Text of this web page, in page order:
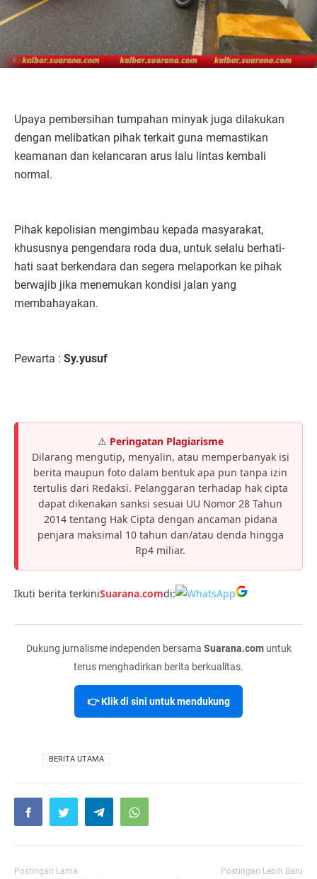
Upaya pembersihan tumpahan minyak juga dilakukan
dengan melibatkan pihak terkait guna memastikan
keamanan dan kelancaran arus lalu lintas kembali
normal.
Pihak kepolisian mengimbau kepada masyarakat,
khususnya pengendara roda dua, untuk selalu berhati-
hati saat berkendara dan segera melaporkan ke pihak
berwajib jika menemukan kondisi jalan yang
membahayakan.
Pewarta : Sy.yusuf
⚠️ Peringatan Plagiarisme
Dilarang mengutip, menyalin, atau memperbanyak isi
berita maupun foto dalam bentuk apa pun tanpa izin
tertulis dari Redaksi. Pelanggaran terhadap hak cipta
dapat dikenakan sanksi sesuai UU Nomor 28 Tahun
2014 tentang Hak Cipta dengan ancaman pidana
penjara maksimal 10 tahun dan/atau denda hingga
Rp4 miliar.
Ikuti berita terkiniSuarana.comdi:
Dukung jurnalisme independen bersama Suarana.comuntuk
terus menghadirkan berita berkualitas.
👉 Klik di sini untuk mendukung
BERITA UTAMA
Postingan Lama Postingan Lebih Baru